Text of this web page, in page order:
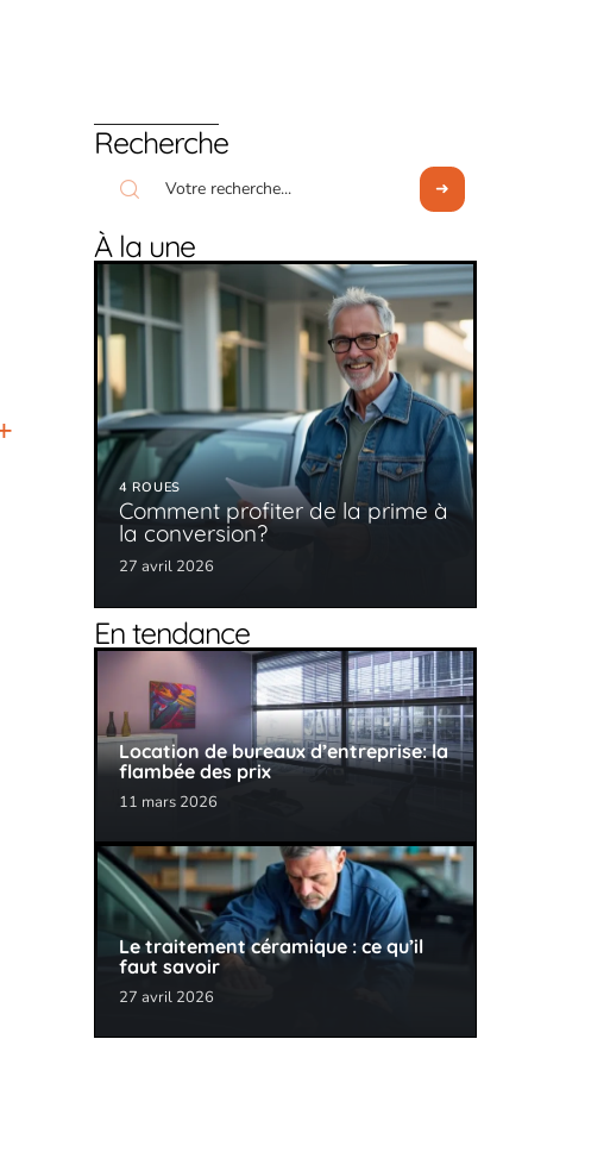
Recherche
À la une
4 ROUES
Comment profiter de la prime à
la conversion?
27 avril 2026
En tendance
Location de bureaux d’entreprise: la
flambée des prix
11 mars 2026
Le traitement céramique : ce qu’il
faut savoir
27 avril 2026